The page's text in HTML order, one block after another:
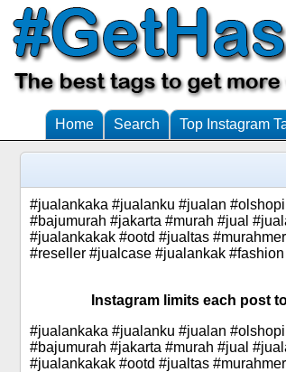
Home Search Top Instagram
#jualankaka #jualanku #jualan
#bajumurah #jakarta #murah #jual
#jualankakak #ootd #jualtas
#reseller #jualcase #jualankak
Instagram limits each post
#jualankaka #jualanku #jualan
#bajumurah #jakarta #murah #jual
#jualankakak #ootd #jualtas